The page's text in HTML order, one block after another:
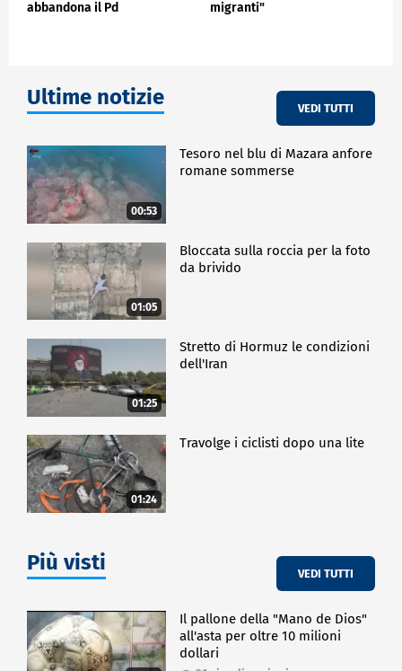
abbandona il Pd
migranti"
Ultime notizie VEDI TUTTI
00:53
Tesoro nel blu di Mazara anfore
romane sommerse
01:05
Bloccata sulla roccia per la foto
da brivido
01:25
Stretto di Hormuz le condizioni
dell'Iran
01:24
Travolge i ciclisti dopo una lite
Più visti VEDI TUTTI
Il pallone della "Mano de Dios"
all'asta per oltre 10 milioni
dollari